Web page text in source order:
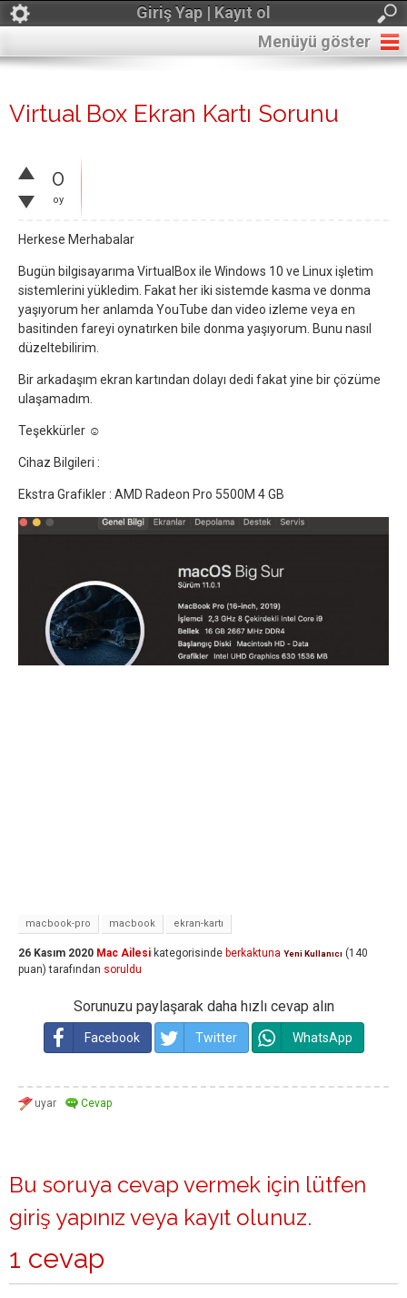
Giriş Yap | Kayıt ol
Menüyü göster
Virtual Box Ekran Kartı Sorunu
0
oy
Herkese Merhabalar
Bugün bilgisayarıma VirtualBox ile Windows 10 ve Linux işletim
sistemlerini yükledim. Fakat her iki sistemde kasma ve donma
yaşıyorum her anlamda YouTube dan video izleme veya en
basitinden fareyi oynatırken bile donma yaşıyorum. Bunu nasıl
düzeltebilirim.
Bir arkadaşım ekran kartından dolayı dedi fakat yine bir çözüme
ulaşamadım.
Teşekkürler ☺️
Cihaz Bilgileri :
Ekstra Grafikler : AMD Radeon Pro 5500M 4 GB
macbook-pro macbook ekran-kartı
26 Kasım 2020 Mac Ailesi kategorisinde berkaktuna Yeni Kullanıcı (140
puan) tarafından soruldu
Sorunuzu paylaşarak daha hızlı cevap alın
Facebook Twitter WhatsApp
Bu soruya cevap vermek için lütfen
giriş yapınız veya kayıt olunuz.
1 cevap